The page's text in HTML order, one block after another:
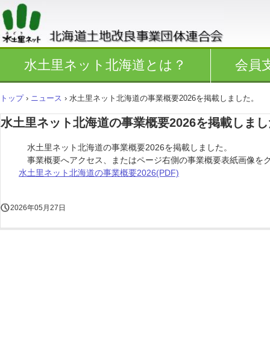
水土里ネット北海道とは？ 会員
トップ › ニュース › 水土里ネット北海道の事業概要2026を掲載しました。
水土里ネット北海道の事業概要2026を掲載しま
水土里ネット北海道の事業概要2026を掲載しました。
事業概要へアクセス、またはページ右側の事業概要表紙画像を
水土里ネット北海道の事業概要2026(PDF)
2026年05月27日